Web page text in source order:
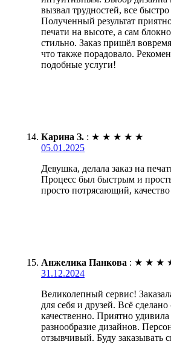
вызвал трудностей, все быстро
Полученный результат
печати на высоте, а сам
стильно. Заказ пришёл
что также порадовало.
подобные услуги!
Карина З. : ★ ★ ★ ★ ★
05.01.2025
Девушка, делала заказ на
Процесс был быстрым и
просто потрясающий,
Анжелика Панкова : ★ ★ ★
31.12.2024
Великолепный сервис!
для себя и друзей. Всё
качественно. Приятно
разнообразие дизайнов.
отзывчивый. Буду заказывать